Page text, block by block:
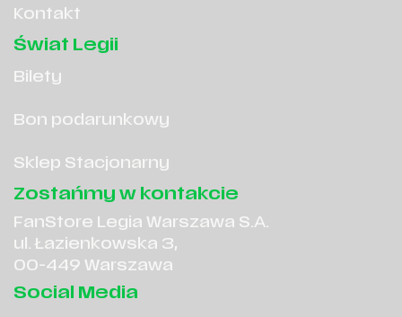
Kontakt
Świat Legii
Bilety
Bon podarunkowy
Sklep Stacjonarny
Zostańmy w kontakcie
FanStore Legia Warszawa S.A.
ul. Łazienkowska 3,
00-449 Warszawa
Social Media